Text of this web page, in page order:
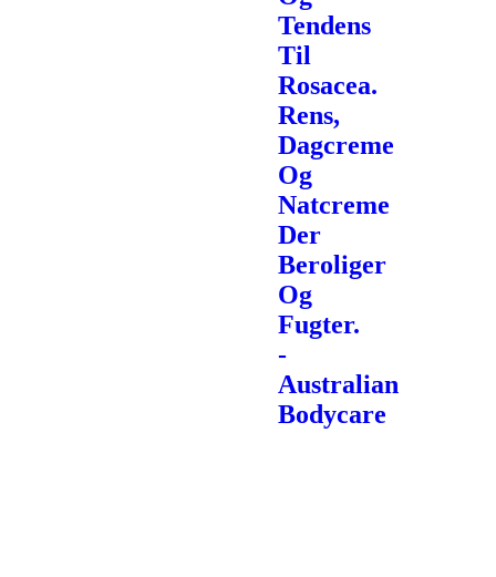
Tendens
Til
Rosacea.
Rens,
Dagcreme
Og
Natcreme
Der
Beroliger
Og
Fugter.
-
Australian
Bodycare